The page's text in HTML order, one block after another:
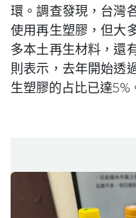
環。調查發現，台灣
使用再生塑膠，但大
多本土再生材料，還
則表示，去年開始透
生塑膠的占比已達5%